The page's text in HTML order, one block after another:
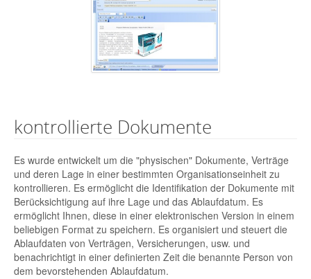
kontrollierte Dokumente
Es wurde entwickelt um die "physischen" Dokumente, Verträge
und deren Lage in einer bestimmten Organisationseinheit zu
kontrollieren. Es ermöglicht die Identifikation der Dokumente mit
Berücksichtigung auf ihre Lage und das Ablaufdatum. Es
ermöglicht Ihnen, diese in einer elektronischen Version in einem
beliebigen Format zu speichern. Es organisiert und steuert die
Ablaufdaten von Verträgen, Versicherungen, usw. und
benachrichtigt in einer definierten Zeit die benannte Person von
dem bevorstehenden Ablaufdatum.